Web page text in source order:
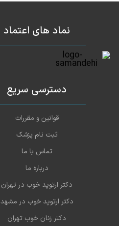
نماد های اعتماد
دسترسی سریع
قوانین و مقررات
ثبت نام پزشک
تماس با ما
درباره ما
دکتر ارتوپد خوب در تهران
دکتر ارتوپد خوب در مشهد
دکتر زنان خوب تهران